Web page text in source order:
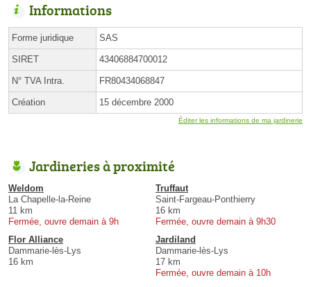
Informations
Forme juridique SAS
SIRET 43406884700012
N° TVA Intra. FR80434068847
Création 15 décembre 2000
Éditer les informations de ma jardinerie
Jardineries à proximité
Weldom
La Chapelle-la-Reine
11 km
Fermée, ouvre demain à 9h
Truffaut
Saint-Fargeau-Ponthierry
16 km
Fermée, ouvre demain à 9h30
Flor Alliance
Dammarie-lès-Lys
16 km
Jardiland
Dammarie-lès-Lys
17 km
Fermée, ouvre demain à 10h